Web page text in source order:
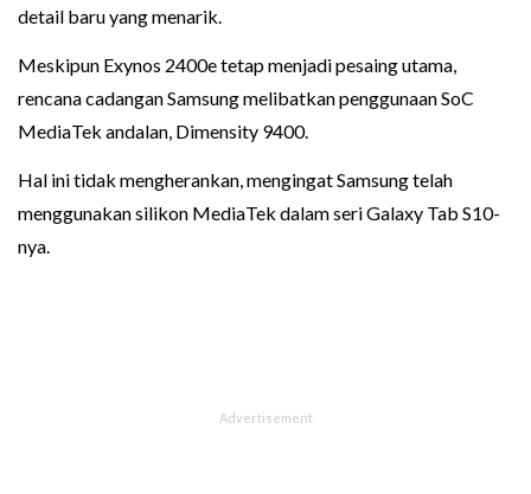
detail baru yang menarik.
Meskipun Exynos 2400e tetap menjadi pesaing utama,
rencana cadangan Samsung melibatkan penggunaan SoC
MediaTek andalan, Dimensity 9400.
Hal ini tidak mengherankan, mengingat Samsung telah
menggunakan silikon MediaTek dalam seri Galaxy Tab S10-
nya.